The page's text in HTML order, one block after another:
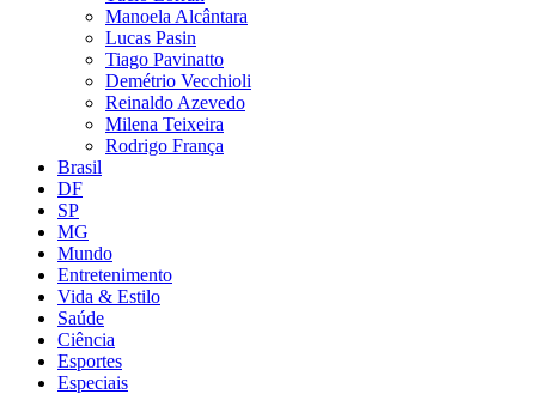
Manoela Alcântara
Lucas Pasin
Tiago Pavinatto
Demétrio Vecchioli
Reinaldo Azevedo
Milena Teixeira
Rodrigo França
Brasil
DF
SP
MG
Mundo
Entretenimento
Vida & Estilo
Saúde
Ciência
Esportes
Especiais